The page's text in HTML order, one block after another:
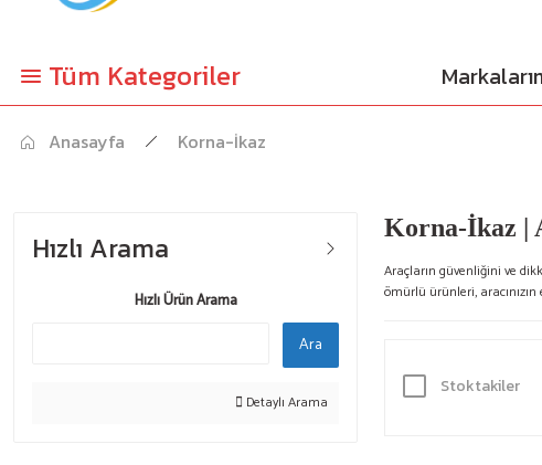
Tüm Kategoriler
Anasayfa Korna-İkaz
Hızlı Arama
Hızlı Ürün Arama
Ara
Detaylı Arama
Korna-İkaz |
Araçların güvenliğini ve
ömürlü ürünleri,
Stoktakiler